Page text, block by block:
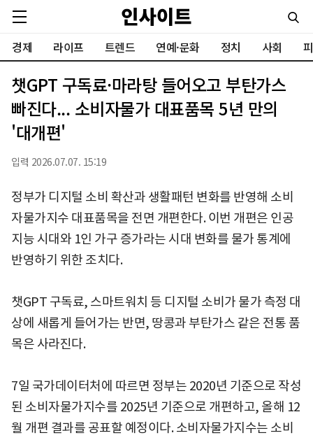
경제 라이프 트렌드 연예·문화 정치 사회
챗GPT 구독료·마라탕 들어오고 부탄가스
빠진다... 소비자물가 대표품목 5년 만의
'대개편'
입력 2026.07.07. 15:19
정부가 디지털 소비 확산과 생활패턴 변화를 반영해 소비
자물가지수 대표품목을 전면 개편한다. 이번 개편은 인공
지능 시대와 1인 가구 증가라는 시대 변화를 물가 통계에
반영하기 위한 조치다.
챗GPT 구독료, 스마트워치 등 디지털 소비가 물가 측정 대
상에 새롭게 들어가는 반면, 땅콩과 부탄가스 같은 전통 품
목은 사라진다.
7일 국가데이터처에 따르면 정부는 2020년 기준으로 작성
된 소비자물가지수를 2025년 기준으로 개편하고, 올해 12
월 개편 결과를 공표할 예정이다. 소비자물가지수는 소비